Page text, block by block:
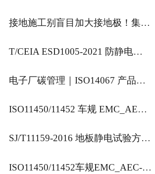
接地施工别盲目加大接地极！集肤效应选材高性价比方案
T/CEIA ESD1005‑2021 防静电地坪规范｜接地放热焊接施工验收
电子厂碳管理｜ISO14067 产品碳足迹 ISO14064 ISO50001 如何结合 ESD 防静电管控
ISO11450/11452 车规 EMC_AEC-Q 全系列_IEC62941 EPA 防静电接地工程_JSA 安全合规整改
SJ/T11159‑2016 地板静电试验方法｜防静电地板材料检测解读
ISO11450/11452车规EMC_AEC-Q全系列EPA防静电接地工程_JSA安全合规整改